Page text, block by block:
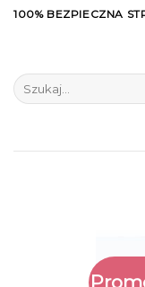
Skip100% BEZPIECZNA
Szukaj: